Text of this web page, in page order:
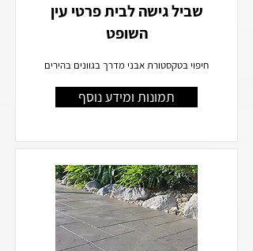
שביל גישה לבית פרטי עין
השופט
חיפוי בטקסטורת אבני מדרך בגוונים בהירים
תמונות ומידע נוסף